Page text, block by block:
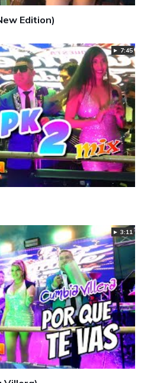
Edition)
► 7:45
► 3:11